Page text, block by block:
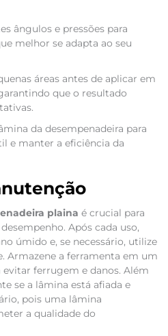
ângulos e pressões para
melhor se adapta ao seu
áreas antes de aplicar em
que o resultado
da desempenadeira para
e manter a eficiência da
plaina é crucial para
Após cada uso,
úmido e, se necessário, utilize
Armazene a ferramenta em um
ferrugem e danos. Além
se a lâmina está afiada e
pois uma lâmina
a qualidade do